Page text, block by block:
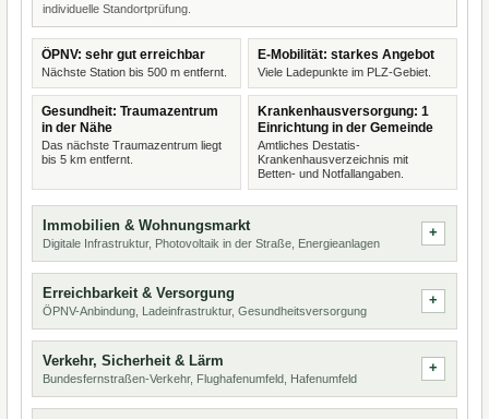
individuelle Standortprüfung.
ÖPNV: sehr gut erreichbar
Nächste Station bis 500 m entfernt.
E-Mobilität: starkes Angebot
Viele Ladepunkte im PLZ-Gebiet.
Gesundheit: Traumazentrum
in der Nähe
Das nächste Traumazentrum liegt
bis 5 km entfernt.
Krankenhausversorgung: 1
Einrichtung in der Gemeinde
Amtliches Destatis-
Krankenhausverzeichnis mit
Betten- und Notfallangaben.
Immobilien & Wohnungsmarkt
Digitale Infrastruktur, Photovoltaik in der Straße, Energieanlagen
Erreichbarkeit & Versorgung
ÖPNV-Anbindung, Ladeinfrastruktur, Gesundheitsversorgung
Verkehr, Sicherheit & Lärm
Bundesfernstraßen-Verkehr, Flughafenumfeld, Hafenumfeld